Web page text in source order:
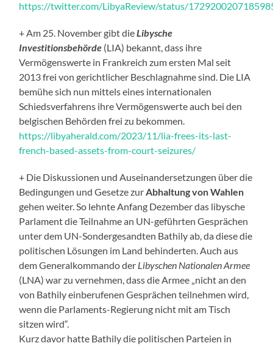
https://twitter.com/LibyaReview/status/
+ Am 25. November gibt die Libysche
Investitionsbehörde (LIA) bekannt, dass ihre
Vermögenswerte in Frankreich zum ersten Mal seit
2013 frei von gerichtlicher Beschlagnahme sind. Die LIA
bemühe sich nun mittels eines internationalen
Schiedsverfahrens ihre Vermögenswerte auch bei den
belgischen Behörden frei zu bekommen.
https://libyaherald.com/2023/11/lia-frees-its-last-
french-based-assets-from-court-seizures/
+ Die Diskussionen und Auseinandersetzungen über die
Bedingungen und Gesetze zur Abhaltung von Wahlen
gehen weiter. So lehnte Anfang Dezember das libysche
Parlament die Teilnahme an UN-geführten Gesprächen
unter dem UN-Sondergesandten Bathily ab, da diese die
politischen Lösungen im Land behinderten. Auch aus
dem Generalkommando der Libyschen Nationalen Armee
(LNA) war zu vernehmen, dass die Armee „nicht an den
von Bathily einberufenen Gesprächen teilnehmen wird,
wenn die Parlaments-Regierung nicht mit am Tisch
sitzen wird“.
Kurz davor hatte Bathily die politischen Parteien in